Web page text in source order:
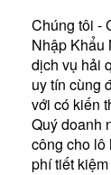
Chúng tôi -
Nhập Khẩu
dịch vụ hải
uy tín cùng
với có kiến
Quý doanh
công cho lô
phí tiết